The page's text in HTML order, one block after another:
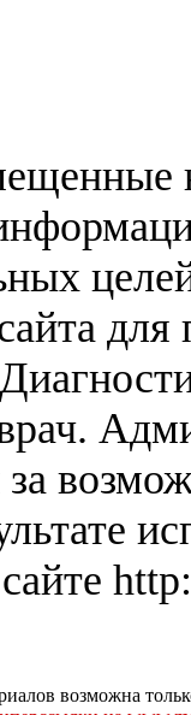
за
возможна